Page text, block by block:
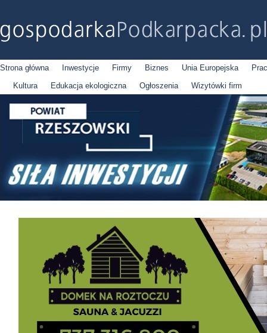
Strona główna Inwestycje Firmy Biznes Unia Europejska
Kultura
Edukacja ekologiczna Ogłoszenia Wizytówki firm